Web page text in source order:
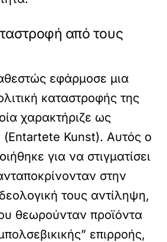
από τους
εφάρμοσε μια
καταστροφής της
χαρακτήριζε ως
(Entartete Kunst). Αυτός ο
για να στιγματίσει
στην
τους αντίληψη,
θεωρούνταν προϊόντα
επιρροής,